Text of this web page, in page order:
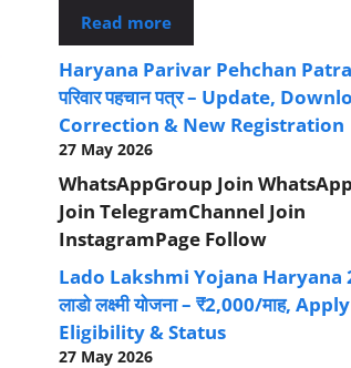
Read more
Haryana Parivar Pehchan
परिवार पहचान पत्र – Update,
Correction & New Registration
27 May 2026
WhatsAppGroup Join
Join TelegramChannel Join
InstagramPage Follow
Lado Lakshmi Yojana Haryana
लाडो लक्ष्मी योजना – ₹2,000/माह,
Eligibility & Status
27 May 2026